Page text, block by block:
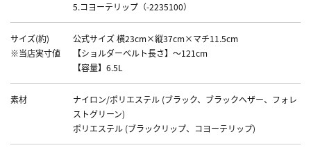
5.コヨーテリップ（-2235100）
サイズ(約)
※当店実寸値
公式サイズ 横23cm×縦37cm×マチ11.5cm
【ショルダーベルト長さ】～121cm
【容量】6.5L
素材
ナイロン/ポリエステル (ブラック、ブラックヘザー、フォレ
ストグリーン)
ポリエステル (ブラックリップ、コヨーテリップ)